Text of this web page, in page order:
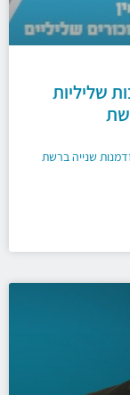
שליליות
שנייה ברשת